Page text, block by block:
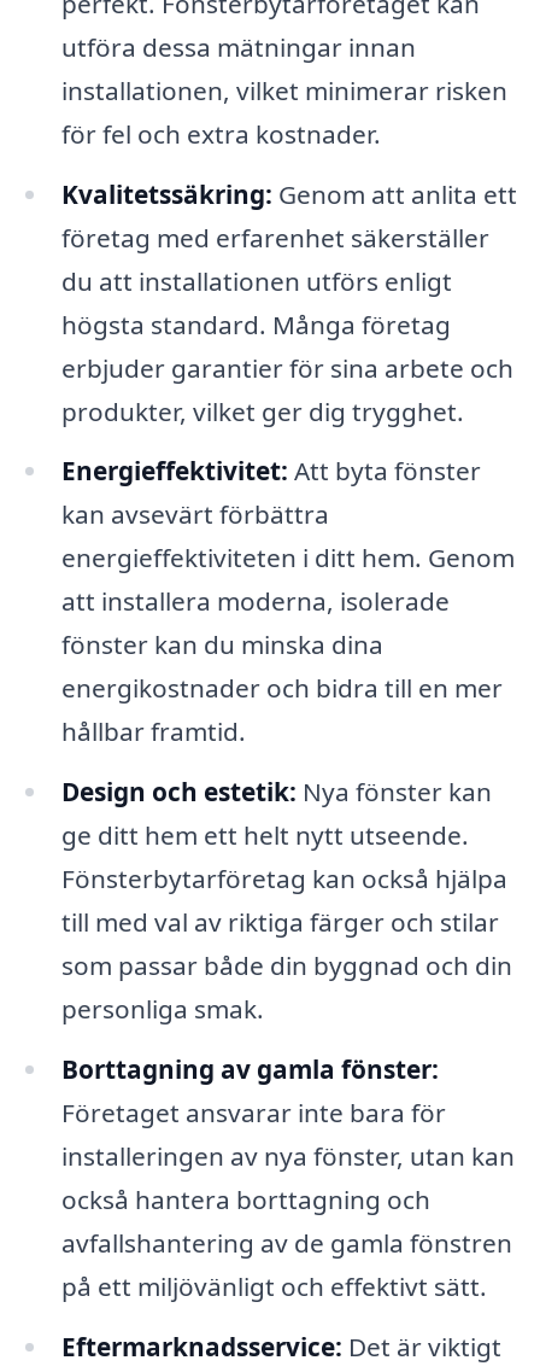
utföra dessa mätningar innan
installationen, vilket minimerar risken
för fel och extra kostnader.
Kvalitetssäkring: Genom att anlita ett
företag med erfarenhet säkerställer
du att installationen utförs enligt
högsta standard. Många företag
erbjuder garantier för sina arbete och
produkter, vilket ger dig trygghet.
Energieffektivitet: Att byta fönster
kan avsevärt förbättra
energieffektiviteten i ditt hem. Genom
att installera moderna, isolerade
fönster kan du minska dina
energikostnader och bidra till en mer
hållbar framtid.
Design och estetik: Nya fönster kan
ge ditt hem ett helt nytt utseende.
Fönsterbytarföretag kan också hjälpa
till med val av riktiga färger och stilar
som passar både din byggnad och din
personliga smak.
Borttagning av gamla fönster:
Företaget ansvarar inte bara för
installeringen av nya fönster, utan kan
också hantera borttagning och
avfallshantering av de gamla fönstren
på ett miljövänligt och effektivt sätt.
Eftermarknadsservice: Det är viktigt